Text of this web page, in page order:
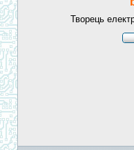
Творець